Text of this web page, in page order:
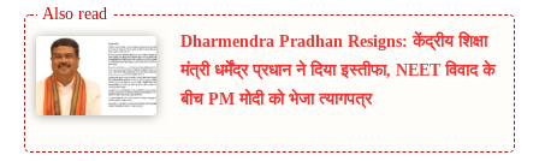
Dharmendra Pradhan Resigns: केंद्रीय शिक्षा
मंत्री धर्मेंद्र प्रधान ने दिया इस्तीफा, NEET विवाद के
बीच PM मोदी को भेजा त्यागपत्र